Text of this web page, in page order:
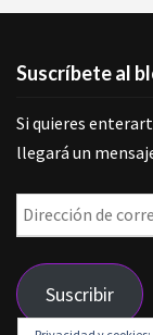
Suscríbete al
Si quieres
llegará un
Dirección
de
correo
electrónico
Suscribir